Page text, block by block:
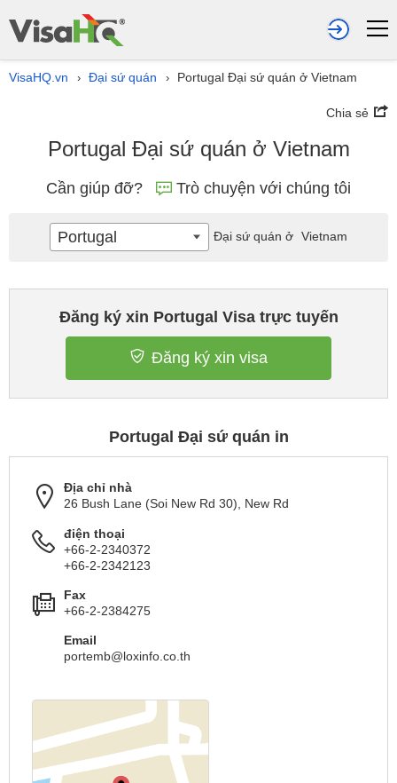
VisaHQ.vn › Đại sứ quán › Portugal Đại sứ quán ở Vietnam
Chia sẻ
Portugal Đại sứ quán ở Vietnam
Cần giúp đỡ? Trò chuyện với chúng tôi
Đăng ký xin Portugal Visa trực tuyến
Đăng ký xin visa
Portugal Đại sứ quán in
Địa chỉ nhà
26 Bush Lane (Soi New Rd 30), New Rd
điện thoại
+66-2-2340372
+66-2-2342123
Fax
+66-2-2384275
Email
portemb@loxinfo.co.th
Portugal Đại sứ quán ở Vietnam